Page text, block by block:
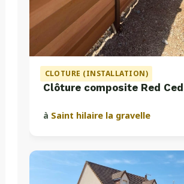
CLOTURE (INSTALLATION)
Clôture composite Red
à Saint hilaire la gravelle